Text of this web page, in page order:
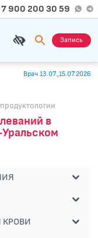
900 200 30 59
Запись
Врач 13.07.,15.07.2026
в